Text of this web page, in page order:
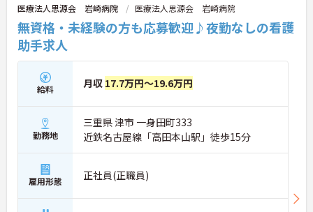
医療法人思源会 岩崎病院 医療法人思源会 岩崎病院
無資格・未経験の方も応募歓迎♪夜勤なしの看護
助手求人
給料 月収 17.7万円～19.6万円
勤務地
三重県 津市 一身田町333
近鉄名古屋線「高田本山駅」徒歩15分
雇用形態 正社員(正職員)